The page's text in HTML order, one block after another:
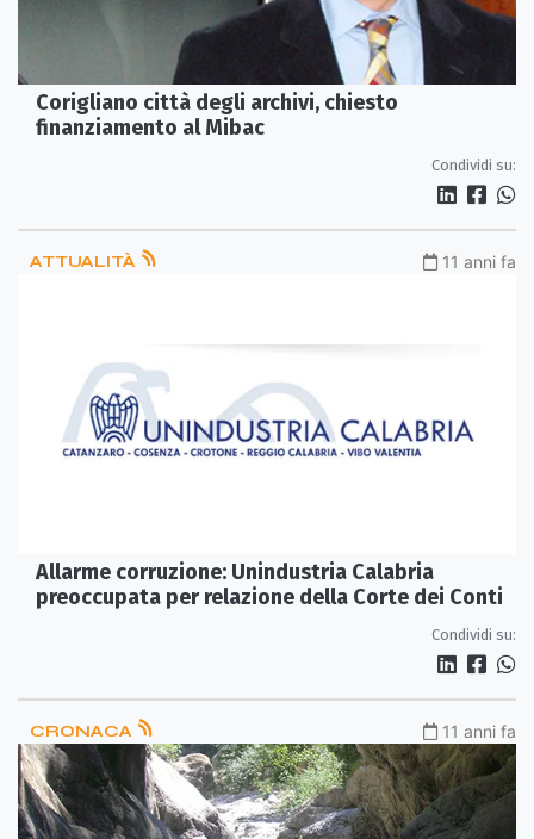
Corigliano città degli archivi, chiesto
finanziamento al Mibac
Condividi su:
ATTUALITÀ 11 anni fa
Allarme corruzione: Unindustria Calabria
preoccupata per relazione della Corte dei Conti
Condividi su:
CRONACA 11 anni fa